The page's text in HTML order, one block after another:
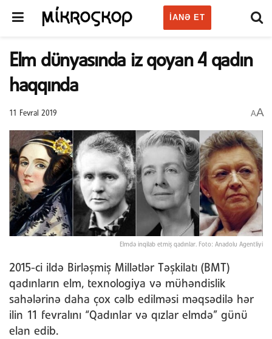
IANƏ ET
Elm dünyasında iz qoyan 4 qadın
haqqında
11 Fevral 2019 AA
Elmdə inqilab etmiş qadınlar. Foto: Anadolu Agentliyi
2015-ci ildə Birləşmiş Millətlər Təşkilatı (BMT)
qadınların elm, texnologiya və mühəndislik
sahələrinə daha çox cəlb edilməsi məqsədilə hər
ilin 11 fevralını “Qadınlar və qızlar elmdə” günü
elan edib.